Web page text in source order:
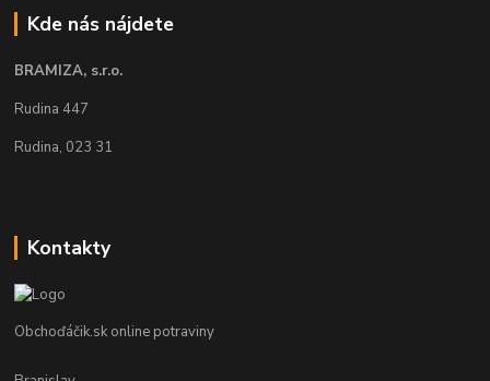
Kde nás nájdete
BRAMIZA, s.r.o.
Rudina 447
Rudina, 023 31
Kontakty
Obchoďáčik.sk online potraviny